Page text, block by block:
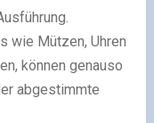
wie Mützen, Uhren
können genauso
abgestimmte